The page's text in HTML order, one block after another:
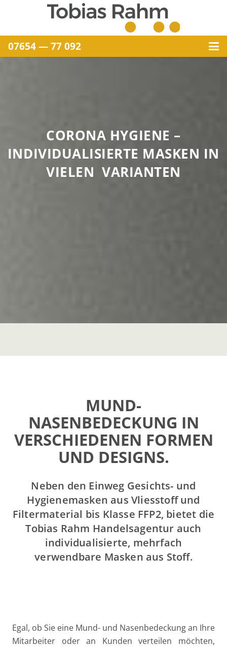
07654 — 77 092
CORONA HYGIENE –
INDIVIDUALISIERTE MASKEN IN
VIELEN VARIANTEN
MUND-
NASENBEDECKUNG IN
VERSCHIEDENEN FORMEN
UND DESIGNS.
Neben den Einweg Gesichts- und
Hygienemasken aus Vliesstoff und
Filtermaterial bis Klasse FFP2, bietet die
Tobias Rahm Handelsagentur auch
individualisierte, mehrfach
verwendbare Masken aus Stoff.
Egal, ob Sie eine Mund- und Nasen­be­de­ckung an Ihre
Mit­ar­bei­ter oder an Kun­den ver­tei­len möch­ten,